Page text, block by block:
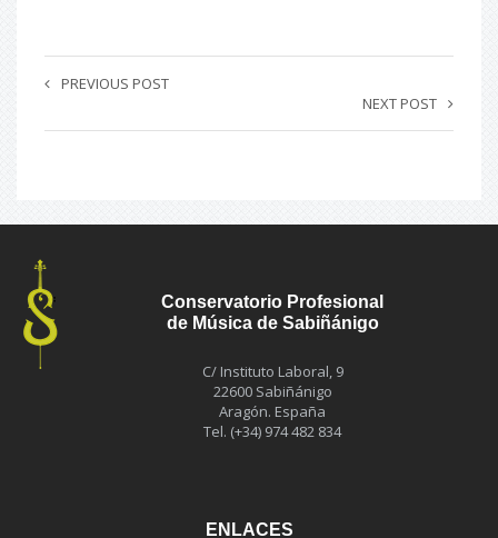
PREVIOUS POST
NEXT POST
Conservatorio Profesional
de Música de Sabiñánigo
C/ Instituto Laboral, 9
22600 Sabiñánigo
Aragón. España
Tel. (+34) 974 482 834
ENLACES